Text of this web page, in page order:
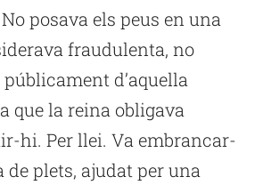
posava els peus en una
fraudulenta, no
d’aquella
que la reina obligava
hi. Per llei. Va embrancar-
de plets, ajudat per una